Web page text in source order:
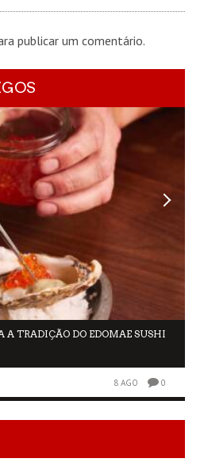
publicar um comentário.
A TRADIÇÃO DO EDOMAE SUSHI
8 AGO 0